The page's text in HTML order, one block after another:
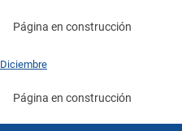
Página en construcción
Diciembre
Página en construcción